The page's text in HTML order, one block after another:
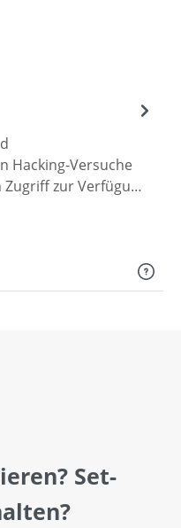
Hacking-Versuche
Zugriff zur Verfügu…
Set-